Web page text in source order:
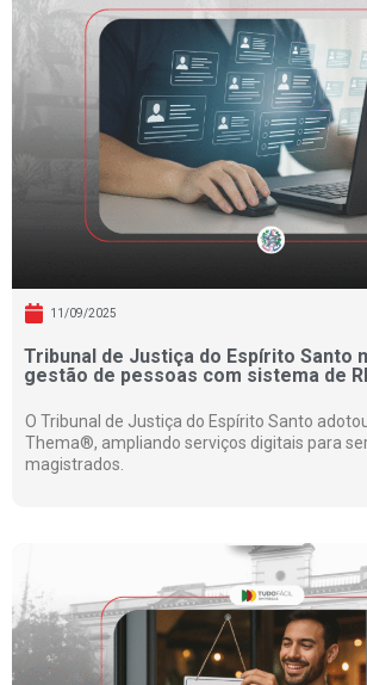
11/09/2025
Tribunal de Justiça do Espírito Santo
gestão de pessoas com sistema de
O Tribunal de Justiça do Espírito Santo
Thema®, ampliando serviços digitais para
magistrados.